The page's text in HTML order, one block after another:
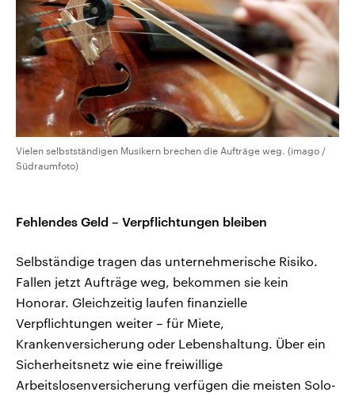
Vielen selbstständigen Musikern brechen die Aufträge weg. (imago /
Südraumfoto)
Fehlendes Geld – Verpflichtungen bleiben
Selbständige tragen das unternehmerische Risiko.
Fallen jetzt Aufträge weg, bekommen sie kein
Honorar. Gleichzeitig laufen finanzielle
Verpflichtungen weiter – für Miete,
Krankenversicherung oder Lebenshaltung. Über ein
Sicherheitsnetz wie eine freiwillige
Arbeitslosenversicherung verfügen die meisten Solo-